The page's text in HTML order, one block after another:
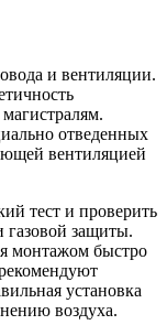
и вентиляции.
отведенных
вентиляцией
тест и проверить
газовой защиты.
монтажом быстро
установка
воздуха.